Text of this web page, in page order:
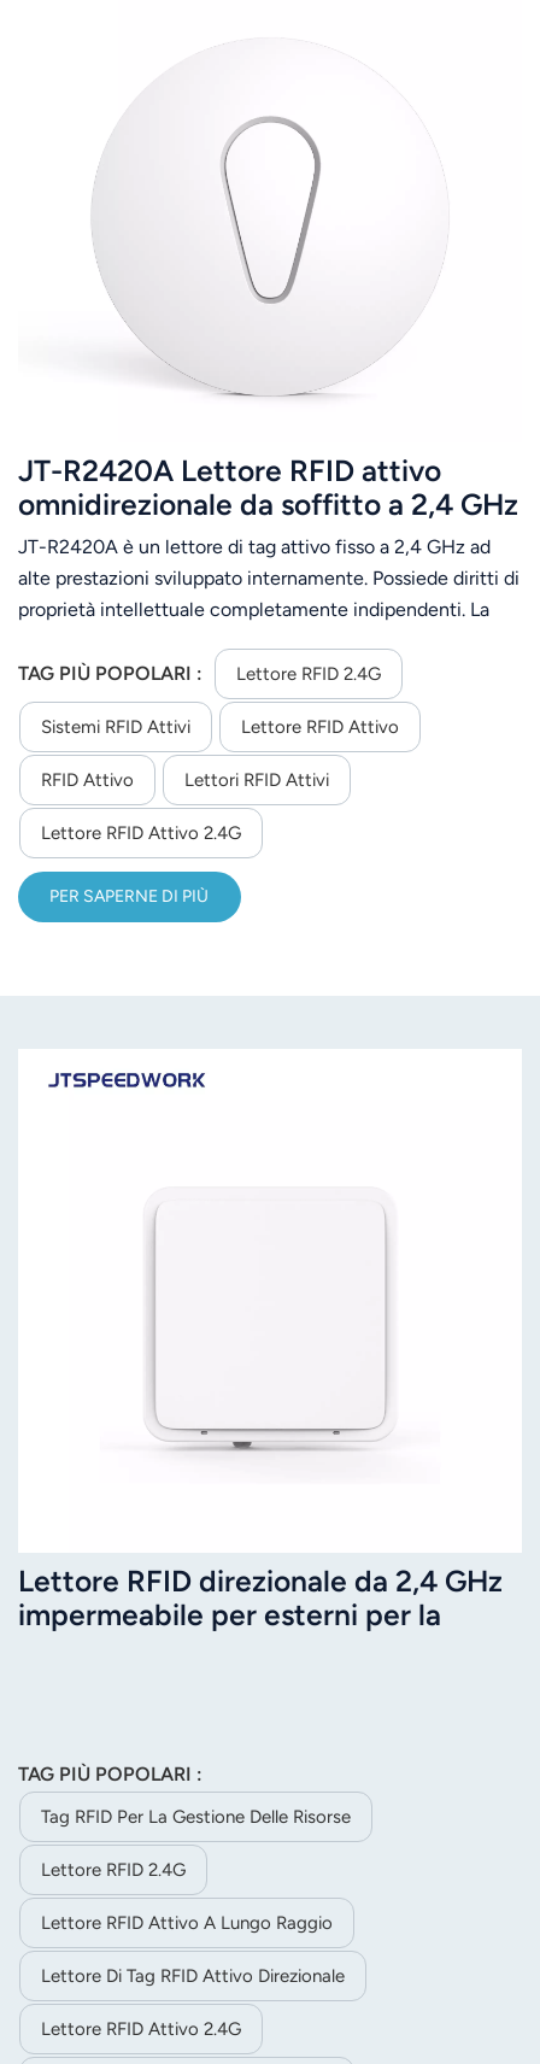
JT-R2420A Lettore RFID attivo
omnidirezionale da soffitto a 2,4 GHz
JT-R2420A è un lettore di tag attivo fisso a 2,4 GHz ad
alte prestazioni sviluppato internamente. Possiede diritti di
proprietà intellettuale completamente indipendenti. La
GHz, che offre una forte capacità di riconoscimento
multi-tag, una distanza di lettura delle schede maggiore
rispetto ad altre bande di frequenza, un grado di
protezione fino a IP65 e un'installazione e configurazione
semplici.
TAG PIÙ POPOLARI : Lettore RFID 2.4G
Sistemi RFID Attivi Lettore RFID Attivo
RFID Attivo Lettori RFID Attivi
Lettore RFID Attivo 2.4G
PER SAPERNE DI PIÙ
Lettore RFID direzionale da 2,4 GHz
impermeabile per esterni per la
TAG PIÙ POPOLARI :
Tag RFID Per La Gestione Delle Risorse
Lettore RFID 2.4G
Lettore RFID Attivo A Lungo Raggio
Lettore Di Tag RFID Attivo Direzionale
Lettore RFID Attivo 2.4G